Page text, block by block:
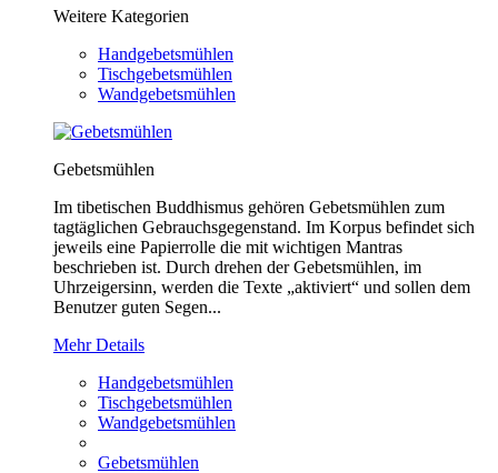
Weitere Kategorien
Handgebetsmühlen
Tischgebetsmühlen
Wandgebetsmühlen
Gebetsmühlen
Im tibetischen Buddhismus gehören Gebetsmühlen zum
tagtäglichen Gebrauchsgegenstand. Im Korpus befindet sich
jeweils eine Papierrolle die mit wichtigen Mantras
beschrieben ist. Durch drehen der Gebetsmühlen, im
Uhrzeigersinn, werden die Texte „aktiviert“ und sollen dem
Benutzer guten Segen...
Mehr Details
Handgebetsmühlen
Tischgebetsmühlen
Wandgebetsmühlen
Gebetsmühlen